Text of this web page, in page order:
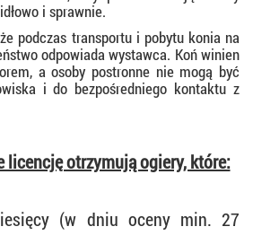
i sprawnie.
podczas transportu i pobytu konia na
odpowiada wystawca. Koń winien
a osoby postronne nie mogą być
i do bezpośredniego kontaktu z
licencję otrzymują ogiery, które:
(w dniu oceny min. 27